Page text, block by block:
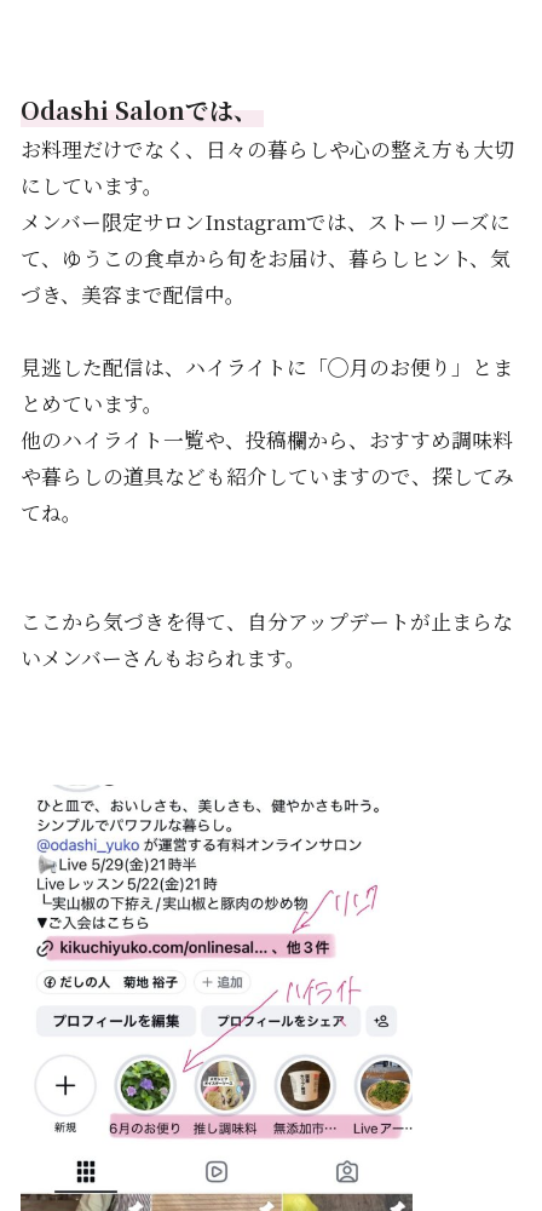
Odashi Salonでは、
お料理だけでなく、日々の暮らしや心の整え方も大切
にしています。
メンバー限定サロンInstagramでは、ストーリーズに
て、ゆうこの食卓から旬をお届け、暮らしヒント、気
づき、美容まで配信中。
見逃した配信は、ハイライトに「◯月のお便り」とま
とめています。
他のハイライト一覧や、投稿欄から、おすすめ調味料
や暮らしの道具なども紹介していますので、探してみ
てね。
ここから気づきを得て、自分アップデートが止まらな
いメンバーさんもおられます。